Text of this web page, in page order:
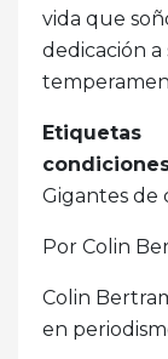
vida que
dedicación a
Etiquetas
Gigantes de
Por Colin
Colin
en